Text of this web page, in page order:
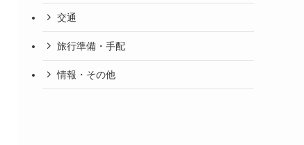
交通
旅行準備・手配
情報・その他